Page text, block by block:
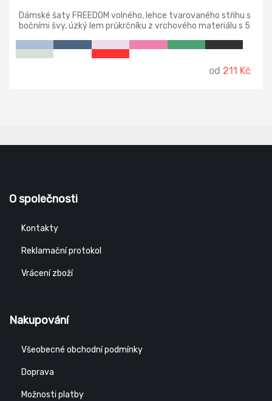
Dámské šaty FREEDOM volného, lehce tvarovaného střihu s
bočními švy, úzký lem průkrčníku z vrchového materiálu s 5
od 211 Kč
O společnosti
Kontakty
Reklamační protokol
Vrácení zboží
Nakupování
Všeobecné obchodní podmínky
Doprava
Možnosti platby